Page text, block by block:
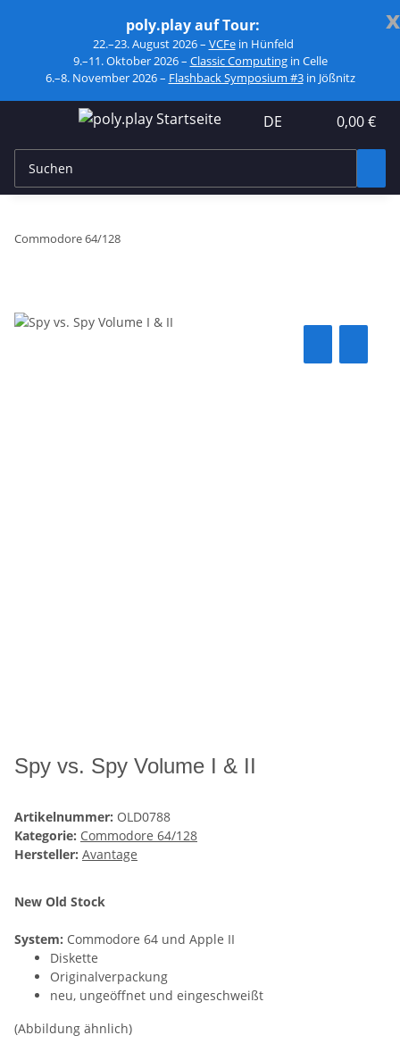
x
poly.play auf Tour:
22.–23. August 2026 – VCFein Hünfeld
9.–11. Oktober 2026 – Classic Computingin Celle
6.–8. November 2026 – Flashback Symposium #3in Jößnitz
DE 0,00 €
Commodore 64/128
Spy vs. Spy Volume I & II
Artikelnummer: OLD0788
Kategorie: Commodore 64/128
Hersteller: Avantage
New Old Stock
System: Commodore 64 und Apple II
Diskette
Originalverpackung
neu, ungeöffnet und eingeschweißt
(Abbildung ähnlich)